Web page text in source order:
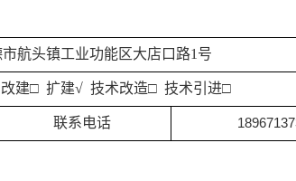
市航头镇工业功能区大店口路1号
建□ 扩建√ 技术改造□ 技术引进□
联系电话